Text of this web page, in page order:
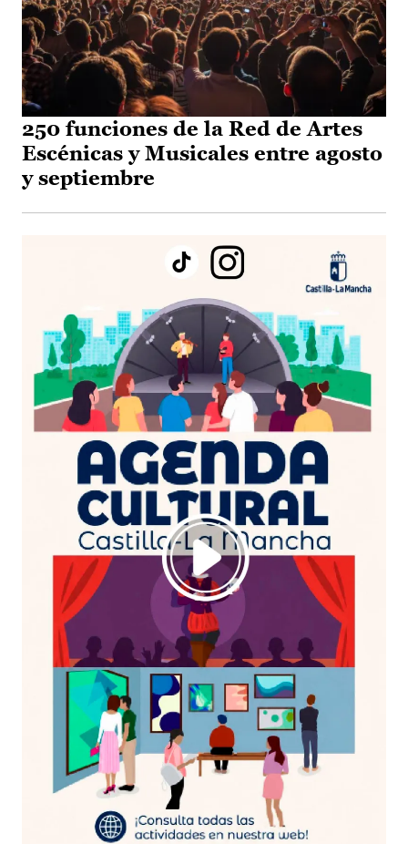
250 funciones de la Red de Artes
Escénicas y Musicales entre agosto
y septiembre